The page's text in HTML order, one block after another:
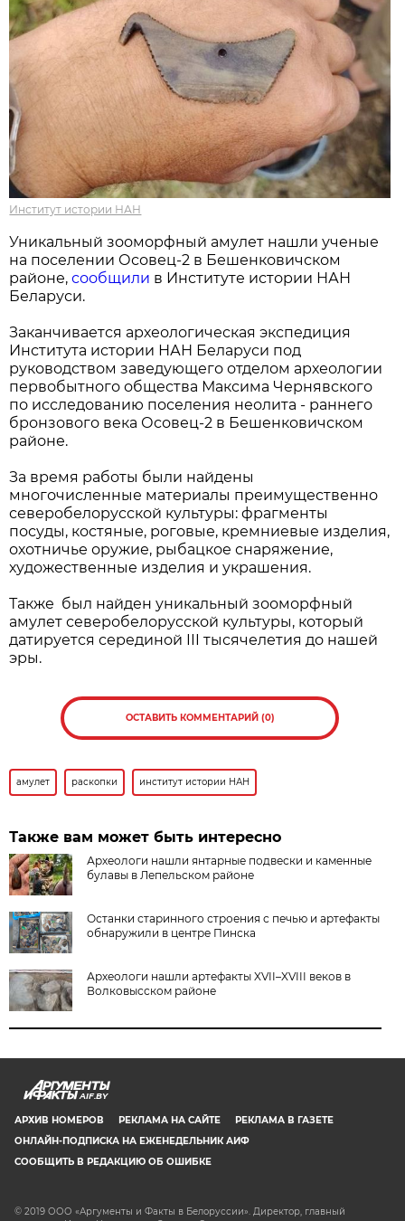
Институт истории НАН
Уникальный зооморфный амулет нашли ученые
на поселении Осовец-2 в Бешенковичском
районе,сообщили в Институте истории НАН
Беларуси.
Заканчивается археологическая экспедиция
Института истории НАН Беларуси под
руководством заведующего отделом археологии
первобытного общества Максима Чернявского
по исследованию поселения неолита - раннего
бронзового века Осовец-2 в Бешенковичском
районе.
За время работы были найдены
многочисленные материалы преимущественно
северобелорусской культуры: фрагменты
посуды, костяные, роговые, кремниевые изделия,
охотничье оружие, рыбацкое снаряжение,
художественные изделия и украшения.
Также был найден уникальный зооморфный
амулет северобелорусской культуры, который
датируется серединой III тысячелетия до нашей
эры.
ОСТАВИТЬ КОММЕНТАРИЙ (0)
амулет раскопки институт истории НАН
Также вам может быть интересно
Археологи нашли янтарные подвески и каменные
булавы в Лепельском районе
Останки старинного строения с печью и артефакты
обнаружили в центре Пинска
Археологи нашли артефакты XVII–XVIII веков в
Волковысском районе
AIF.BY
АРХИВ НОМЕРОВ РЕКЛАМА НА САЙТЕ
РЕКЛАМА В ГАЗЕТЕ
ОНЛАЙН-ПОДПИСКА НА ЕЖЕНЕДЕЛЬНИК АИФ
СООБЩИТЬ В РЕДАКЦИЮ ОБ ОШИБКЕ
© 2019 ООО «Аргументы и Факты в Белоруссии». Директор, главный